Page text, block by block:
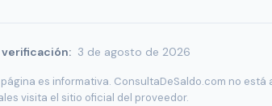
3 de agosto de 2026
página es informativa. ConsultaDeSaldo.com no
visita el sitio oficial del proveedor.